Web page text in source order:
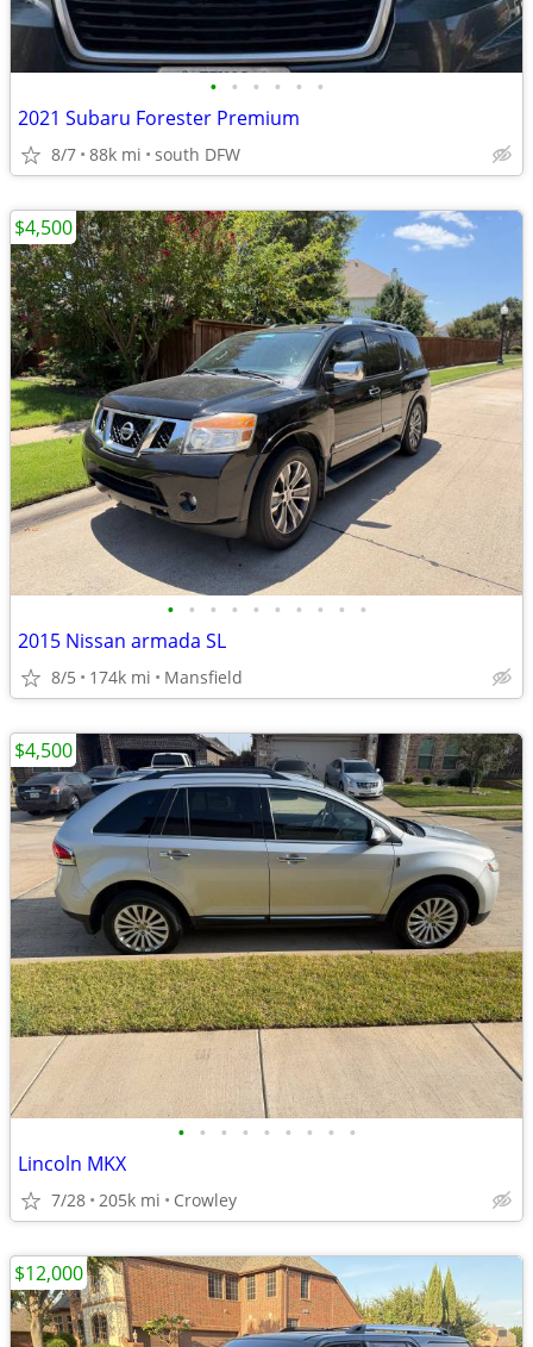
• • • • • •
2021 Subaru Forester Premium
8/7 88k mi south DFW
• • • • • • • • • •
2015 Nissan armada SL
8/5 174k mi Mansfield
$4,500
• • • • • • • • •
Lincoln MKX
7/28 205k mi Crowley
$4,500
$12,000